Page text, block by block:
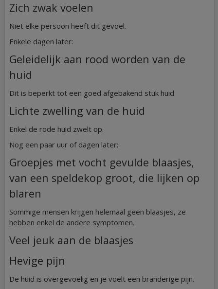
Zich zwak voelen
Niet elke persoon heeft dit gevoel.
Enkele dagen later:
Geleidelijk aan rood worden van de
huid
Dit is beperkt tot een goed afgebakend stuk huid.
Lichte zwelling van de huid
Enkel de rode huid zwelt op.
Nog een paar uur of dagen later:
Groepjes met vocht gevulde blaasjes,
van een speldekop groot, die lijken op
blaren
Sommige mensen krijgen helemaal geen blaasjes, ze
hebben enkel de andere symptomen.
Veel jeuk aan de blaasjes
Hevige pijn
De huid is overgevoelig en je voelt een branderige pijn.